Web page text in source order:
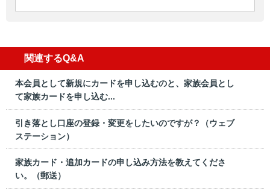
関連するQ&A
本会員として新規にカードを申し込むのと、家族会員とし
て家族カードを申し込む...
引き落とし口座の登録・変更をしたいのですが？（ウェブ
ステーション）
家族カード・追加カードの申し込み方法を教えてくださ
い。（郵送）